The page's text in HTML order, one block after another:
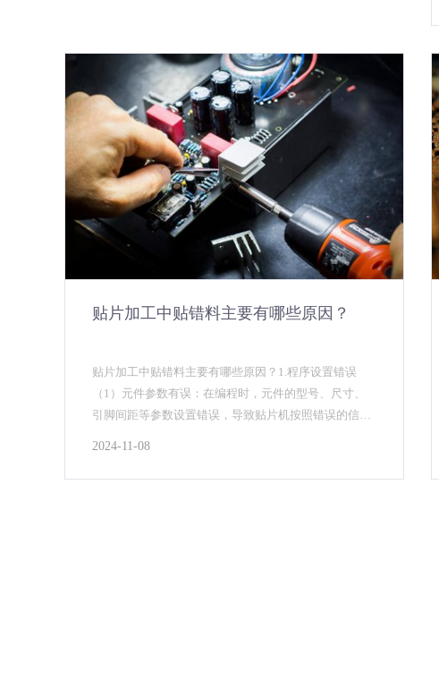
贴片加工中贴错料主要有哪些原因？
贴片加工中贴错料主要有哪些原因？1.程序设置错误
（1）元件参数有误：在编程时，元件的型号、尺寸、
引脚间距等参数设置错误，导致贴片机按照错误的信息
2024-11-08